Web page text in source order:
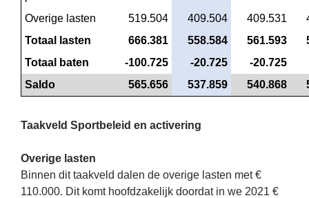
Overige lasten 519.504 409.504 409.531
Totaal lasten
666.381 558.584 561.593
Totaal baten
-100.725 -20.725
-20.725
Saldo
565.656 537.859 540.868
Taakveld Sportbeleid en activering
Overige lasten
Binnen dit taakveld dalen de overige lasten met €
110.000. Dit komt hoofdzakelijk doordat in we 2021 €